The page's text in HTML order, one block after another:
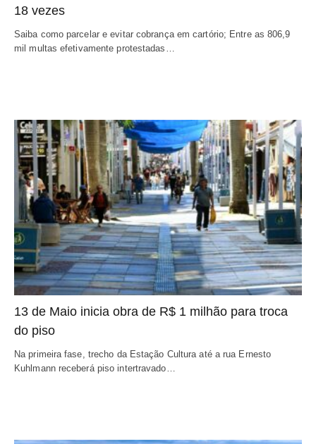
18 vezes
Saiba como parcelar e evitar cobrança em cartório; Entre as 806,9
mil multas efetivamente protestadas…
13 de Maio inicia obra de R$ 1 milhão para troca
do piso
Na primeira fase, trecho da Estação Cultura até a rua Ernesto
Kuhlmann receberá piso intertravado…